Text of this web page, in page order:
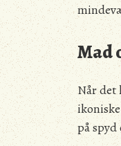
Mad
Når det
på